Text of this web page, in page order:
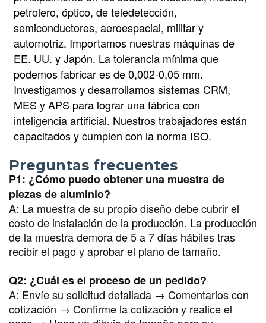
petrolero, óptico, de teledetección,
semiconductores, aeroespacial, militar y
automotriz. Importamos nuestras máquinas de
EE. UU. y Japón. La tolerancia mínima que
podemos fabricar es de 0,002-0,05 mm.
Investigamos y desarrollamos sistemas CRM,
MES y APS para lograr una fábrica con
inteligencia artificial. Nuestros trabajadores están
capacitados y cumplen con la norma ISO.
Preguntas frecuentes
P1: ¿Cómo puedo obtener una muestra de
piezas de aluminio?
A: La muestra de su propio diseño debe cubrir el
costo de instalación de la producción. La producción
de la muestra demora de 5 a 7 días hábiles tras
recibir el pago y aprobar el plano de tamaño.
Q2: ¿Cuál es el proceso de un pedido?
A: Envíe su solicitud detallada → Comentarios con
cotización → Confirme la cotización y realice el